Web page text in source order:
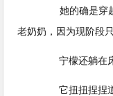
她的确是穿越
老奶奶，因为现阶段
宁檬还躺在床
它扭扭捏捏道